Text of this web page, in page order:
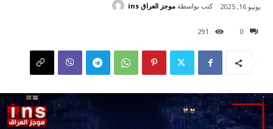
0
291
يونيو 16, 2025 كتب بواسطة موجز العراق ins